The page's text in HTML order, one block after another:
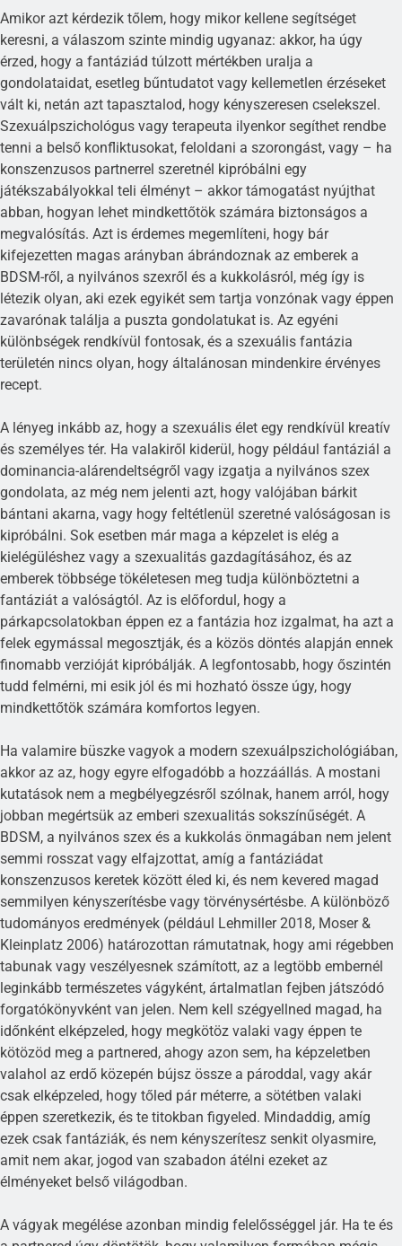
Amikor azt kérdezik tőlem, hogy mikor kellene segítséget
keresni, a válaszom szinte mindig ugyanaz: akkor, ha úgy
érzed, hogy a fantáziád túlzott mértékben uralja a
gondolataidat, esetleg bűntudatot vagy kellemetlen érzéseket
vált ki, netán azt tapasztalod, hogy kényszeresen cselekszel.
Szexuálpszichológus vagy terapeuta ilyenkor segíthet rendbe
tenni a belső konfliktusokat, feloldani a szorongást, vagy – ha
konszenzusos partnerrel szeretnél kipróbálni egy
játékszabályokkal teli élményt – akkor támogatást nyújthat
abban, hogyan lehet mindkettőtök számára biztonságos a
megvalósítás. Azt is érdemes megemlíteni, hogy bár
kifejezetten magas arányban ábrándoznak az emberek a
BDSM-ről, a nyilvános szexről és a kukkolásról, még így is
létezik olyan, aki ezek egyikét sem tartja vonzónak vagy éppen
zavarónak találja a puszta gondolatukat is. Az egyéni
különbségek rendkívül fontosak, és a szexuális fantázia
területén nincs olyan, hogy általánosan mindenkire érvényes
recept.
A lényeg inkább az, hogy a szexuális élet egy rendkívül kreatív
és személyes tér. Ha valakiről kiderül, hogy például fantáziál a
dominancia-alárendeltségről vagy izgatja a nyilvános szex
gondolata, az még nem jelenti azt, hogy valójában bárkit
bántani akarna, vagy hogy feltétlenül szeretné valóságosan is
kipróbálni. Sok esetben már maga a képzelet is elég a
kielégüléshez vagy a szexualitás gazdagításához, és az
emberek többsége tökéletesen meg tudja különböztetni a
fantáziát a valóságtól. Az is előfordul, hogy a
párkapcsolatokban éppen ez a fantázia hoz izgalmat, ha azt a
felek egymással megosztják, és a közös döntés alapján ennek
finomabb verzióját kipróbálják. A legfontosabb, hogy őszintén
tudd felmérni, mi esik jól és mi hozható össze úgy, hogy
mindkettőtök számára komfortos legyen.
Ha valamire büszke vagyok a modern szexuálpszichológiában,
akkor az az, hogy egyre elfogadóbb a hozzáállás. A mostani
kutatások nem a megbélyegzésről szólnak, hanem arról, hogy
jobban megértsük az emberi szexualitás sokszínűségét. A
BDSM, a nyilvános szex és a kukkolás önmagában nem jelent
semmi rosszat vagy elfajzottat, amíg a fantáziádat
konszenzusos keretek között éled ki, és nem kevered magad
semmilyen kényszerítésbe vagy törvénysértésbe. A különböző
tudományos eredmények (például Lehmiller 2018, Moser &
Kleinplatz 2006) határozottan rámutatnak, hogy ami régebben
tabunak vagy veszélyesnek számított, az a legtöbb embernél
leginkább természetes vágyként, ártalmatlan fejben játszódó
forgatókönyvként van jelen. Nem kell szégyellned magad, ha
időnként elképzeled, hogy megkötöz valaki vagy éppen te
kötözöd meg a partnered, ahogy azon sem, ha képzeletben
valahol az erdő közepén bújsz össze a pároddal, vagy akár
csak elképzeled, hogy tőled pár méterre, a sötétben valaki
éppen szeretkezik, és te titokban figyeled. Mindaddig, amíg
ezek csak fantáziák, és nem kényszerítesz senkit olyasmire,
amit nem akar, jogod van szabadon átélni ezeket az
élményeket belső világodban.
A vágyak megélése azonban mindig felelősséggel jár. Ha te és